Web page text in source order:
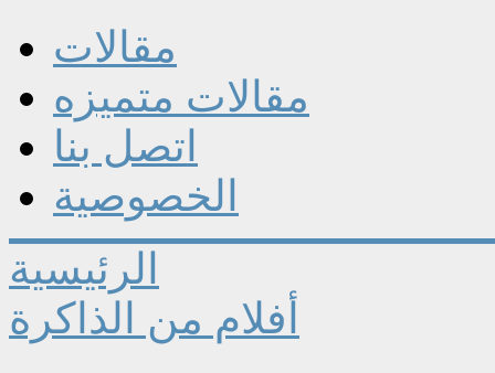
مقالات
مقالات متميزه
اتصل بنا
الخصوصية
الرئيسية
أفلام من الذاكرة